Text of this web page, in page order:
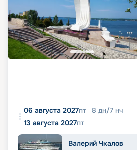
06 августа 2027пт 8 дн/7 нч
13 августа 2027пт
Валерий Чкалов